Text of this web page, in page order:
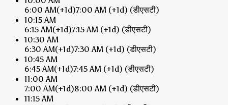
6:00 AM(+1d)7:00 AM (+1d) (डीएसटी)
10:15 AM
6:15 AM(+1d)7:15 AM (+1d) (डीएसटी)
10:30 AM
6:30 AM(+1d)7:30 AM (+1d) (डीएसटी)
10:45 AM
6:45 AM(+1d)7:45 AM (+1d) (डीएसटी)
11:00 AM
7:00 AM(+1d)8:00 AM (+1d) (डीएसटी)
11:15 AM